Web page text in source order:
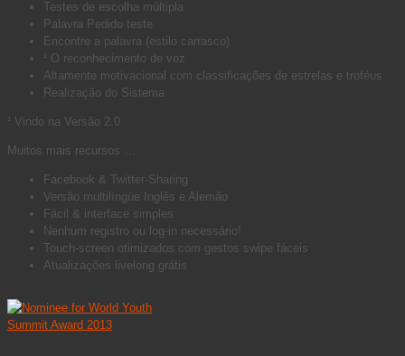
Testes de escolha múltipla
Palavra Pedido teste
Encontre a palavra (estilo carrasco)
¹ O reconhecimento de voz
Altamente motivacional com classificações de estrelas e troféus
Realização do Sistema
¹ Vindo na Versão 2.0
Muitos mais recursos …
Facebook & Twitter-Sharing
Versão multilíngüe Inglês e Alemão
Fácil & interface simples
Nenhum registro ou log-in necessário!
Touch-screen otimizados com gestos swipe fáceis
Atualizações livelong grátis